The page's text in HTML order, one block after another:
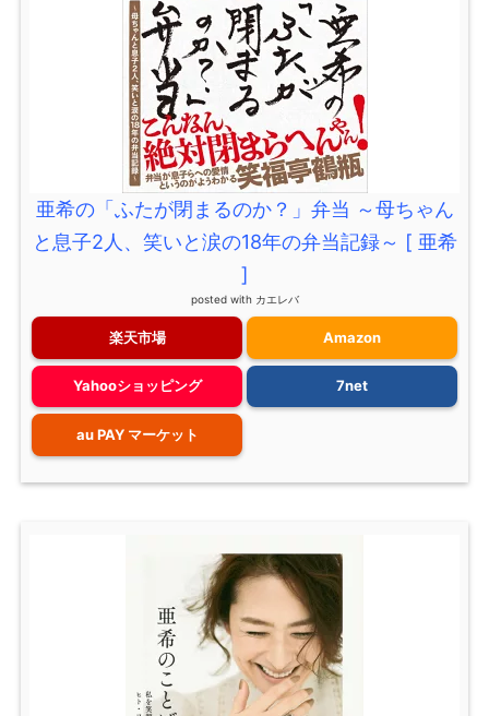
亜希の「ふたが閉まるのか？」弁当 ～母ちゃん
と息子2人、笑いと涙の18年の弁当記録～ [ 亜希
]
posted with カエレバ
楽天市場 Amazon
Yahooショッピング 7net
au PAY マーケット